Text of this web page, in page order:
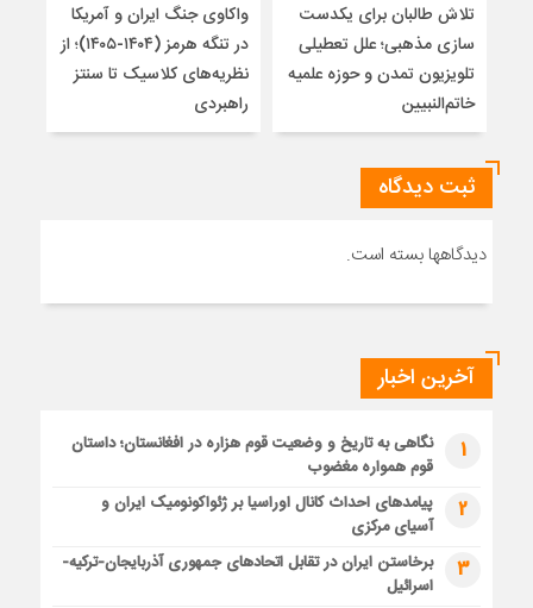
تلاش طالبان برای یکدست
سازی مذهبی؛ علل تعطیلی
تلویزیون تمدن و حوزه علمیه
خاتم‌النبیین
واکاوی جنگ ایران و آمریکا
در تنگه هرمز (۱۴۰۴-۱۴۰۵)؛ از
نظریه‌های کلاسیک تا سنتز
راهبردی
ثبت دیدگاه
دیدگاهها بسته است.
آخرین اخبار
1
نگاهی به تاریخ و وضعیت قوم هزاره در افغانستان؛ داستان
قوم همواره مغضوب
2
پیامدهای احداث کانال اوراسیا بر ژئواکونومیک ایران و
آسیای مرکزی
3
برخاستن ایران در تقابل اتحادهای جمهوری آذربایجان-ترکیه-
اسرائیل